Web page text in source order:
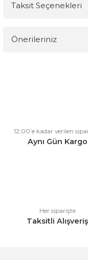
Taksit Seçenekleri
Önerileriniz
Ürün açıklamasında
Ürün bilgilerinde
12:00’e kadar verilen
Aynı Gün Kargo
Her siparişte
Taksitli Alışveriş